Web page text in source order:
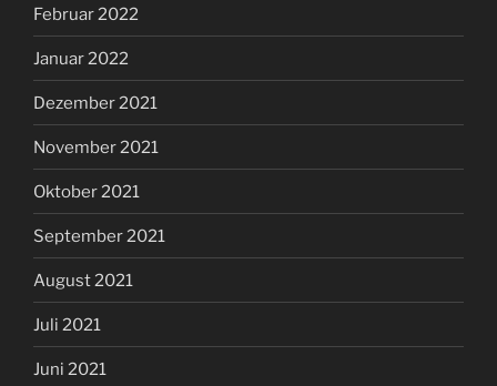
Februar 2022
Januar 2022
Dezember 2021
November 2021
Oktober 2021
September 2021
August 2021
Juli 2021
Juni 2021